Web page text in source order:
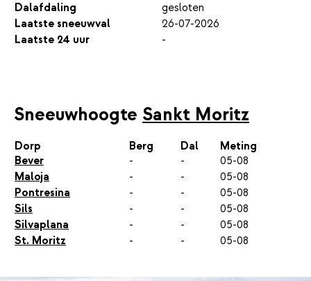
Dalafdaling
gesloten
Laatste sneeuwval
26-07-2026
Laatste 24 uur
-
Sneeuwhoogte Sankt Moritz
Dorp Berg Dal
Meting
Bever
- -
05-08
Maloja
- -
05-08
Pontresina
- -
05-08
Sils
- -
05-08
Silvaplana
- -
05-08
St. Moritz
- - 05-08